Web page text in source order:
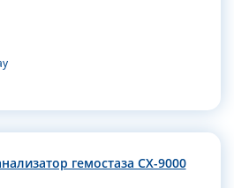
гемостаза CX-9000